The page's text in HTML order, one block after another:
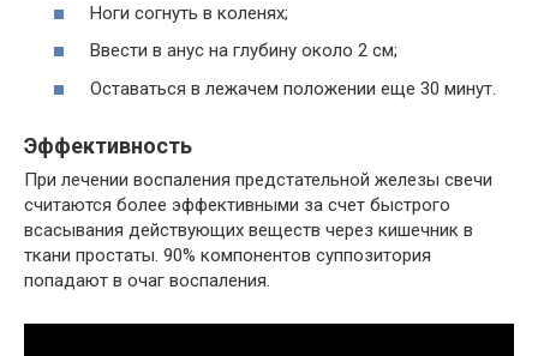
Ноги согнуть в коленях;
Ввести в анус на глубину около 2 см;
Оставаться в лежачем положении еще 30 минут.
Эффективность
При лечении воспаления предстательной железы свечи
считаются более эффективными за счет быстрого
всасывания действующих веществ через кишечник в
ткани простаты. 90% компонентов суппозитория
попадают в очаг воспаления.